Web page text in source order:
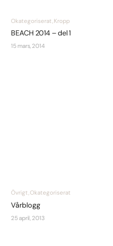
Okategoriserat, Kropp
BEACH 2014 – del 1
15 mars, 2014
Övrigt, Okategoriserat
Vårblogg
25 april, 2013